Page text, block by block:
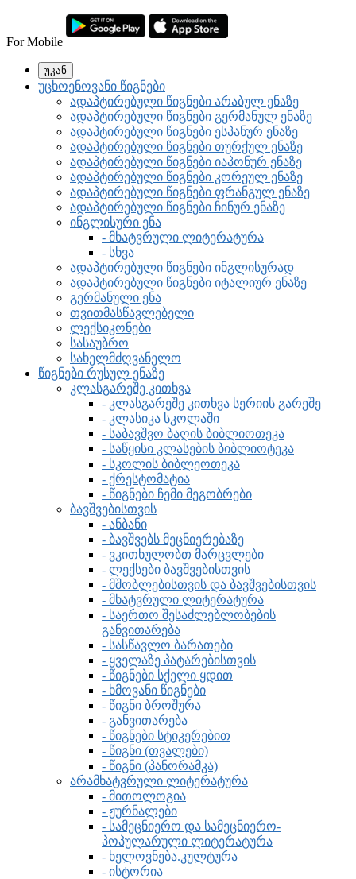
For Mobile
უკან
უცხოენოვანი წიგნები
ადაპტირებული წიგნები არაბულ ენაზე
ადაპტირებული წიგნები გერმანულ ენაზე
ადაპტირებული წიგნები ესპანურ ენაზე
ადაპტირებული წიგნები თურქულ ენაზე
ადაპტირებული წიგნები იაპონურ ენაზე
ადაპტირებული წიგნები კორეულ ენაზე
ადაპტირებული წიგნები ფრანგულ ენაზე
ადაპტირებული წიგნები ჩინურ ენაზე
ინგლისური ენა
- მხატვრული ლიტერატურა
- სხვა
ადაპტირებული წიგნები ინგლისურად
ადაპტირებული წიგნები იტალიურ ენაზე
გერმანული ენა
თვითმასწავლებელი
ლექსიკონები
სასაუბრო
სახელმძღვანელო
წიგნები რუსულ ენაზე
კლასგარეშე კითხვა
- კლასგარეშე კითხვა სერიის გარეშე
- კლასიკა სკოლაში
- საბავშვო ბაღის ბიბლიოთეკა
- საწყისი კლასების ბიბლიოტეკა
- სკოლის ბიბლეოთეკა
- ქრესტომატია
- წიგნები ჩემი მეგობრები
ბავშვებისთვის
- ანბანი
- ბავშვებს მეცნიერებაზე
- ვკითხულობთ მარცვლები
- ლექსები ბავშვებისთვის
- მშობლებისთვის და ბავშვებისთვის
- მხატვრული ლიტერატურა
- საერთო შესაძლებლობების
განვითარება
- სასწავლო ბარათები
- ყველაზე პატარებისთვის
- წიგნები სქელი ყდით
- ხმოვანი წიგნები
- წიგნი ბროშურა
- განვითარება
- წიგნები სტიკერებით
- წიგნი (თვალები)
- წიგნი (პანორამკა)
არამხატვრული ლიტერატურა
- მითოლოგია
- ჟურნალები
- სამეცნიერო და სამეცნიერო-
პოპულარული ლიტერატურა
- ხელოვნება.კულტურა
- ისტორია